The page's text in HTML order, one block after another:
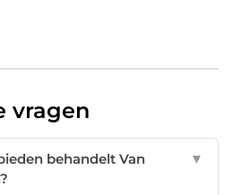
vragen
behandelt Van
▼